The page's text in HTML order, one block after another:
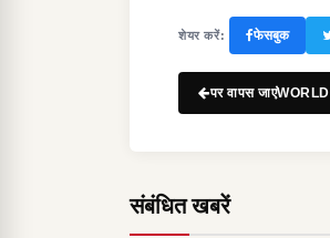
शेयर करें: फेसबुक
पर वापस जाएंWORLD
संबंधित खबरें